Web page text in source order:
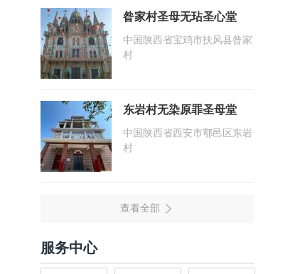
昝家村圣母无玷圣心堂
中国陕西省宝鸡市扶风县昝家
村
东岩村无染原罪圣母堂
中国陕西省西安市鄠邑区东岩
村
服务中心